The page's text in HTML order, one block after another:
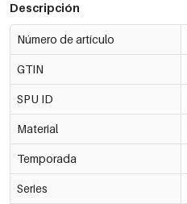
Descripción
Número de artículo
GTIN
SPU ID
Material
Temporada
Series